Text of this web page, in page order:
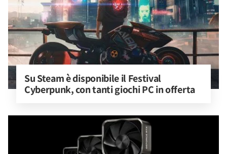
Su Steam è disponibile il Festival
Cyberpunk, con tanti giochi PC in offerta